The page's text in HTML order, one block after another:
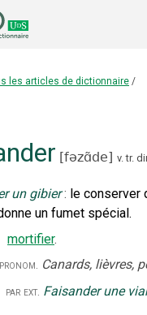
les articles de dictionnaire /
[fəzɑ̃de] v. tr.
un gibier : le conserver
un fumet spécial.
mortifier.
pronom. Canards, lièvres,
par ext. Faisander une